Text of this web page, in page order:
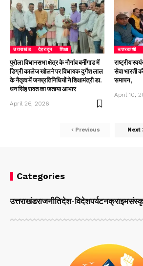
उत्तराखंड देहरादून शिक्षा
पुरोला विधानसभा क्षेत्र के नौगांव बर्नीगाड में
डिग्री कालेज खोलने पर विधायक दुर्गेश लाल
के नैतृत्व में जनप्रतिनिधियों ने शिक्षामंत्री डा.
धन सिंह रावत का जताया आभार
April 26, 2026
उत्तरकाशी
राष्ट्रीय
सेवा भारती
समापन ,
April 10,
Previous Next
Categories
उत्तराखंडराजनीतिदेश-विदेशपर्यटनक्राइम